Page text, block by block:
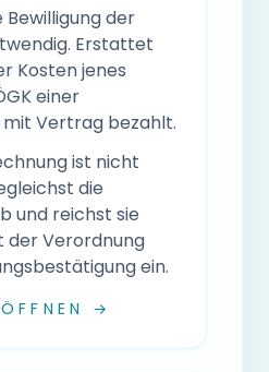
der
Erstattet
Kosten jenes
einer
Vertrag bezahlt.
ist nicht
die
und reichst sie
der Verordnung
ein.
→